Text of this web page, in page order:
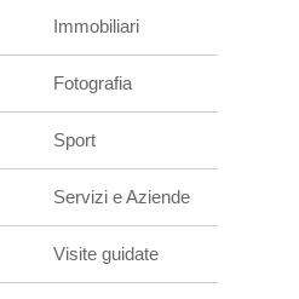
Immobiliari
Fotografia
Sport
Servizi e Aziende
Visite guidate